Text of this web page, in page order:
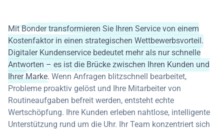
Mit Bonder transformieren Sie Ihren Service von einem
Kostenfaktor in einen strategischen Wettbewerbsvorteil.
Digitaler Kundenservice bedeutet mehr als nur schnelle
Antworten – es ist die Brücke zwischen Ihren Kunden und
Ihrer Marke. Wenn Anfragen blitzschnell bearbeitet,
Probleme proaktiv gelöst und Ihre Mitarbeiter von
Routineaufgaben befreit werden, entsteht echte
Wertschöpfung. Ihre Kunden erleben nahtlose, intelligente
Unterstützung rund um die Uhr. Ihr Team konzentriert sich